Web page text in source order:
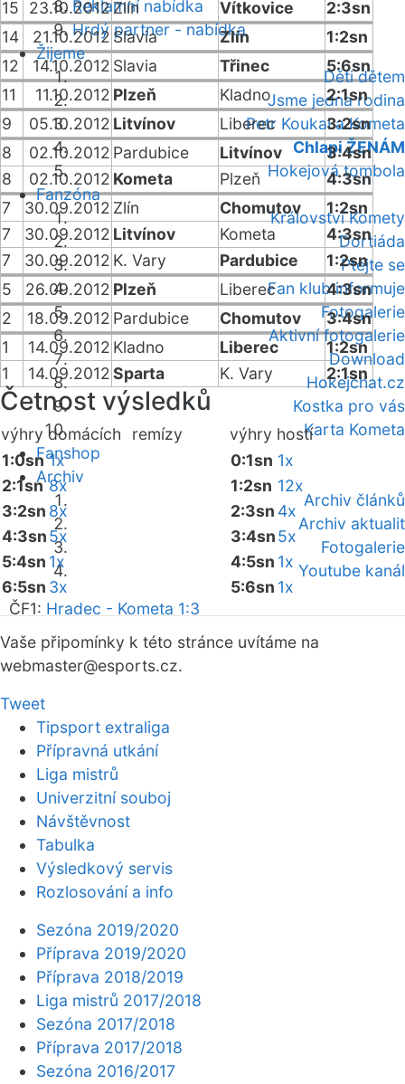
Reklamní nabídka
Hrdý partner - nabídka
Žijeme
Děti dětem
Jsme jedna rodina
Petr Koukal a Kometa
Chlapi ŽENÁM
Hokejová tombola
Fanzóna
Království Komety
Dortiáda
Ptejte se
Fan klub informuje
Fotogalerie
Aktivní fotogalerie
Download
Hokejchat.cz
Kostka pro vás
Karta Kometa
Fanshop
Archiv
Archiv článků
Archiv aktualit
Fotogalerie
Youtube kanál
ČF1: Hradec - Kometa 1:3
15
23.10.2012Zlín Vítkovice
2:3sn
14
21.10.2012 Slavia Zlín
1:2sn
12
14.10.2012 Slavia Třinec
5:6sn
11
11.10.2012 Plzeň Kladno
2:1sn
9
05.10.2012 Litvínov Liberec
3:2sn
8
02.10.2012 Pardubice Litvínov
3:4sn
8
02.10.2012 Kometa Plzeň
4:3sn
7
30.09.2012 Zlín Chomutov
1:2sn
7
30.09.2012 Litvínov Kometa
4:3sn
7
30.09.2012 K. Vary Pardubice
1:2sn
5
26.09.2012 Plzeň Liberec
4:3sn
2
18.09.2012 Pardubice Chomutov
3:4sn
1
14.09.2012 Kladno Liberec
1:2sn
1
14.09.2012Sparta K. Vary 2:1sn
Četnost výsledků
výhry domácích remízy výhry hostí
1:0sn 1x
2:1sn 8x
3:2sn 8x
4:3sn5x
5:4sn 1x
6:5sn 3x
0:1sn 1x
1:2sn 12x
2:3sn 4x
3:4sn5x
4:5sn 1x
5:6sn 1x
Vaše připomínky k této stránce uvítáme na
webmaster@esports.cz.
Tweet
Tipsport extraliga
Přípravná utkání
Liga mistrů
Univerzitní souboj
Návštěvnost
Tabulka
Výsledkový servis
Rozlosování a info
Sezóna 2019/2020
Příprava 2019/2020
Příprava 2018/2019
Liga mistrů 2017/2018
Sezóna 2017/2018
Příprava 2017/2018
Sezóna 2016/2017